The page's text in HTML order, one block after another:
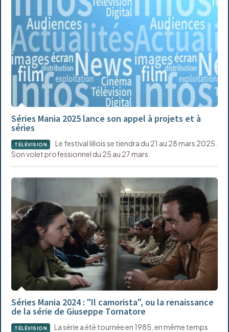
Séries Mania 2025 lance son appel à projets et à
séries
TÉLÉVISION
Le festival lillois se tiendra du 21 au 28 mars 2025.
Son volet professionnel du 25 au 27 mars.
Séries Mania 2024 : "Il camorista", ou la renaissance
de la série de Giuseppe Tornatore
TÉLÉVISION
La série a été tournée en 1985, en même temps